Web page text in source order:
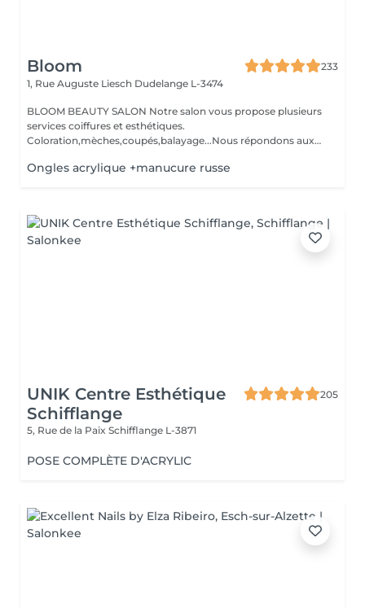
Bloom
233
1, Rue Auguste Liesch Dudelange L-3474
BLOOM BEAUTY SALON Notre salon vous propose plusieurs
services coiffures et esthétiques.
Coloration,mèches,coupés,balayage...Nous répondons aux
Ongles acrylique +manucure russe
UNIK Centre Esthétique
Schifflange
205
5, Rue de la Paix Schifflange L-3871
POSE COMPLÈTE D'ACRYLIC